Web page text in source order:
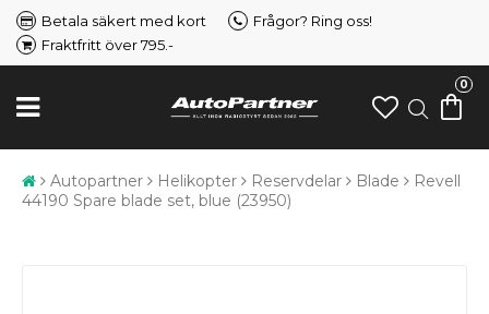
Betala säkert med kort
Frågor? Ring oss!
Fraktfritt över 795.-
0
Autopartner Helikopter Reservdelar Blade
Revell
44190 Spare blade set, blue (23950)